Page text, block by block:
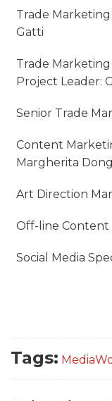
Trade
Gatti
Trade Marketing
Project Leader:
Senior Trade
Content
Margherita
Art Direction
Off-line Content
Social Media
Tags: